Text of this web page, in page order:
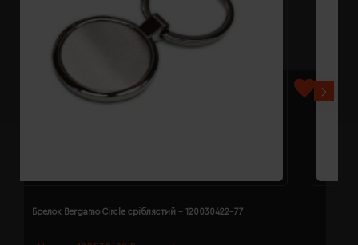
Брелок Bergamo Circle сріблястий - 120030422-77